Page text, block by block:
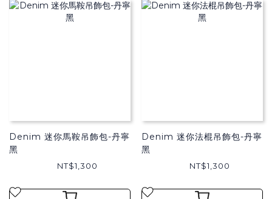
Denim 迷你馬鞍吊飾包-丹寧
黑
NT$1,300
Denim 迷你法棍吊飾包-丹寧
黑
NT$1,300